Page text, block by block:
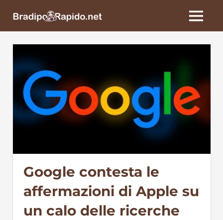
BradipoRapido.net
MENU
Google contesta le
affermazioni di Apple su
un calo delle ricerche